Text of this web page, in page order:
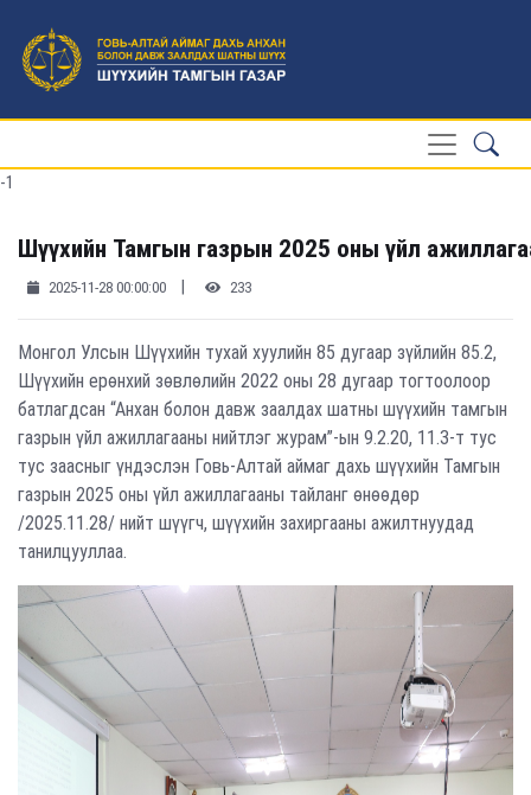
-1
Шүүхийн Тамгын газрын 2025 оны үйл
2025-11-28 00:00:00 | 233
Монгол Улсын Шүүхийн тухай хуулийн 85 дугаар зүйлийн 85.2,
Шүүхийн ерөнхий зөвлөлийн 2022 оны 28 дугаар тогтоолоор
батлагдсан “Анхан болон давж заалдах шатны шүүхийн тамгын
газрын үйл ажиллагааны нийтлэг журам”-ын 9.2.20, 11.3-т тус
тус заасныг үндэслэн Говь-Алтай аймаг дахь шүүхийн Тамгын
газрын 2025 оны үйл ажиллагааны тайланг өнөөдөр
/2025.11.28/ нийт шүүгч, шүүхийн захиргааны ажилтнуудад
танилцууллаа.